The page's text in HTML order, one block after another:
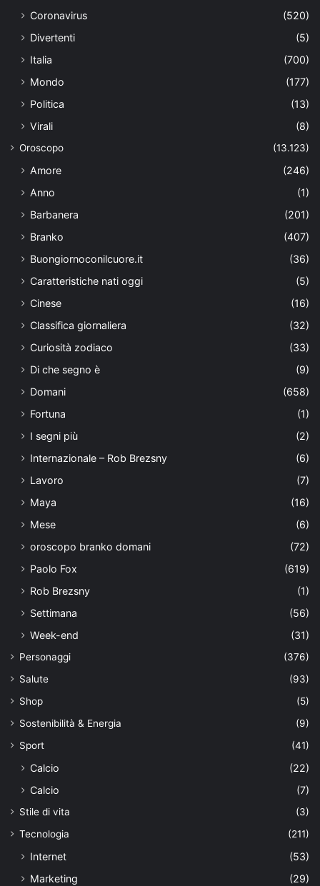
Coronavirus
(520)
Divertenti
(5)
Italia
(700)
Mondo
(177)
Politica
(13)
Virali
(8)
Oroscopo (13.123)
Amore
(246)
Anno
(1)
Barbanera
(201)
Branko
(407)
Buongiornoconilcuore.it
(36)
Caratteristiche nati oggi
(5)
Cinese
(16)
Classifica giornaliera
(32)
Curiosità zodiaco
(33)
Di che segno è
(9)
Domani
(658)
Fortuna
(1)
I segni più
(2)
Internazionale – Rob Brezsny
(6)
Lavoro
(7)
Maya
(16)
Mese
(6)
oroscopo branko domani
(72)
Paolo Fox
(619)
Rob Brezsny
(1)
Settimana
(56)
Week-end
(31)
Personaggi
(376)
Salute
(93)
Shop
(5)
Sostenibilità & Energia
(9)
Sport
(41)
Calcio
(22)
Calcio
(7)
Stile di vita
(3)
Tecnologia
(211)
Internet
(53)
Marketing
(29)